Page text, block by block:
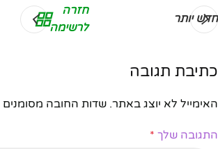
חדש יותר
חזרה
לרשימה
כתיבת תגובה
האימייל לא יוצג באתר. שדות החובה מסומנים
התגובה שלך *